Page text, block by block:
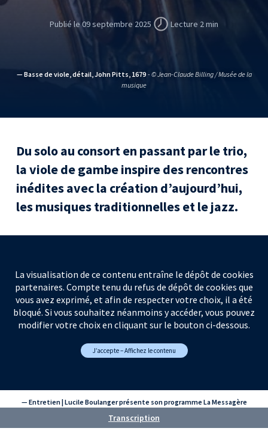
Publié le 09 septembre 2025 Lecture 2 min
— Basse de viole, détail, John Pitts, 1679 - © Jean-Claude Billing / Musée de la
musique
Du solo au consort en passant par le trio,
la viole de gambe inspire des rencontres
inédites avec la création d’aujourd’hui,
les musiques traditionnelles et le jazz.
La visualisation de ce contenu entraîne le dépôt de cookies
partenaires. Compte tenu du refus de dépôt de cookies que
vous avez exprimé, et afin de respecter votre choix, il a été
bloqué. Si vous souhaitez néanmoins y accéder, vous pouvez
modifier votre choix en cliquant sur le bouton ci-dessous.
J’accepte – Affichez le contenu
— Entretien | Lucile Boulanger présente son programme La Messagère
Transcription